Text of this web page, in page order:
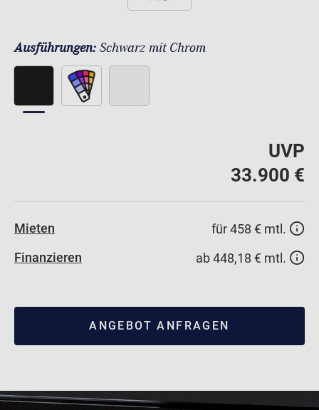
Ausführungen: Schwarz mit Chrom
UVP
33.900 €
Mieten
für 458 € mtl.
Finanzieren
ab 448,18 € mtl.
ANGEBOT ANFRAGEN